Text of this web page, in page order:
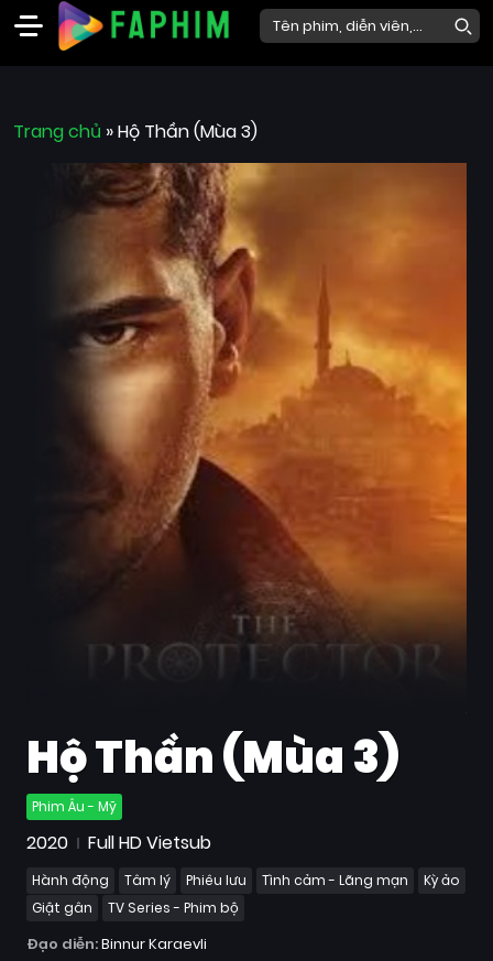
Phim
Phim
Trang chủ »Hộ Thần (Mùa 3)
Hộ Thần (Mùa 3)
Phim Âu - Mỹ
2020 Full HD Vietsub
Hành động Tâm lý Phiêu lưu Tình cảm - Lãng mạn
Kỳ ảo
Giật gân
TV Series - Phim bộ
Đạo diễn:Binnur Karaevli